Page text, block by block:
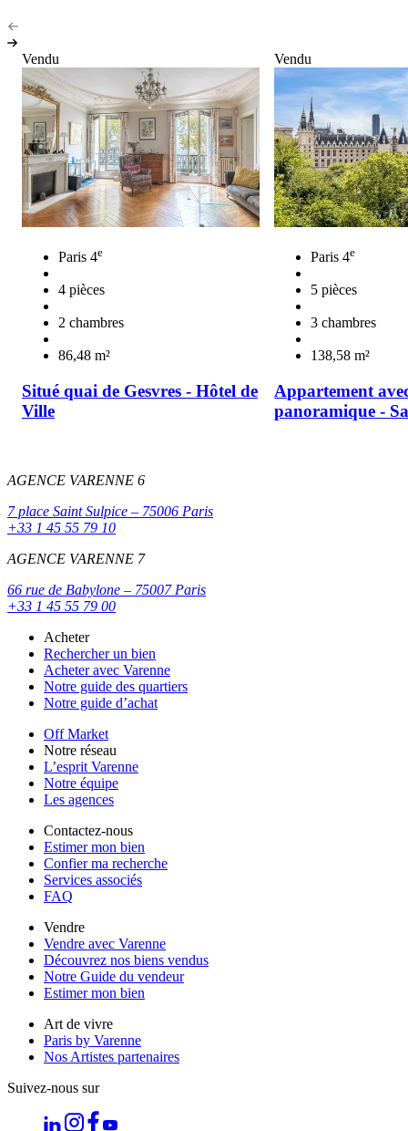
Vendu
Paris 4e
4 pièces
2 chambres
86,48 m²
Situé quai de Gesvres - Hôtel de
Ville
Vendu
Paris 4e
5 pièces
3 chambres
138,58 m²
Appartement
panoramique -
AGENCE VARENNE 6
7 place Saint Sulpice – 75006 Paris
+33 1 45 55 79 10
AGENCE VARENNE 7
66 rue de Babylone – 75007 Paris
+33 1 45 55 79 00
Acheter
Rechercher un bien
Acheter avec Varenne
Notre guide des quartiers
Notre guide d’achat
Off Market
Notre réseau
L’esprit Varenne
Notre équipe
Les agences
Contactez-nous
Estimer mon bien
Confier ma recherche
Services associés
FAQ
Vendre
Vendre avec Varenne
Découvrez nos biens vendus
Notre Guide du vendeur
Estimer mon bien
Art de vivre
Paris by Varenne
Nos Artistes partenaires
Suivez-nous sur